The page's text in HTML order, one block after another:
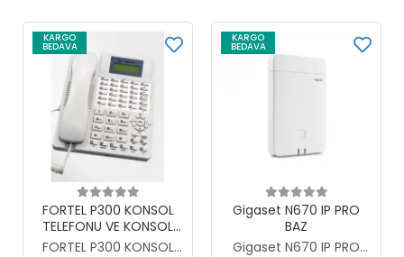
KARGO
BEDAVA
Sepete Ekle
FORTEL P300 KONSOL
TELEFONU VE KONSOL
KARTI
FORTEL P300 KONSOL
KARGO
BEDAVA
Sepete Ekle
Gigaset N670 IP PRO
BAZ
Gigaset N670 IP PRO